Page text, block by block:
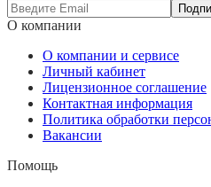
О компании
О компании и сервисе
Личный кабинет
Лицензионное соглашение
Контактная информация
Политика обработки
Вакансии
Помощь